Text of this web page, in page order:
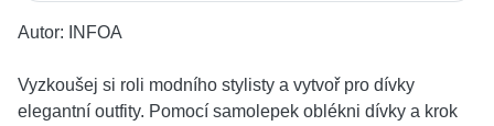
Autor: INFOA
Vyzkoušej si roli modního stylisty a vytvoř pro dívky
elegantní outfity. Pomocí samolepek oblékni dívky a krok